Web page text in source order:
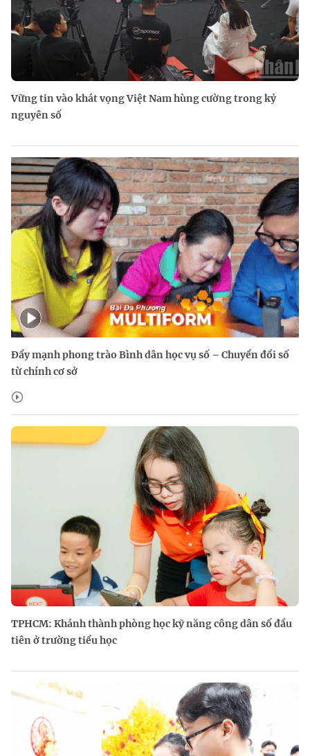
Vững tin vào khát vọng Việt Nam hùng cường trong kỷ
nguyên số
Đẩy mạnh phong trào Bình dân học vụ số – Chuyển đổi số
từ chính cơ sở
TPHCM: Khánh thành phòng học kỹ năng công dân số đầu
tiên ở trường tiểu học